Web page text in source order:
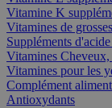
Vitamine K
Vitamines de
Suppléments
Vitamines Cheveux,
Vitamines pour les
Complément
Antioxydants